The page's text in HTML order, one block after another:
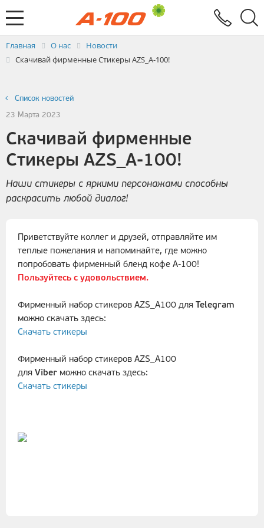
Услуги
Электронный документооборот
Заявка на выставление ЭСЧФ
Главная О нас
Новости
Скачивай фирменные Стикеры AZS_A-100!
Список новостей
23 Марта 2023
Скачивай фирменные
Стикеры AZS_A-100!
Наши стикеры с яркими персонажами способны
раскрасить любой диалог!
Приветствуйте коллег и друзей, отправляйте им
теплые пожелания и напоминайте, где можно
попробовать фирменный бленд кофе А-100!
Пользуйтесь с удовольствием.
Фирменный набор стикеров AZS_A100 для Telegram
можно скачать здесь:
Скачать стикеры
Фирменный набор стикеров AZS_A100
для Viber можно скачать здесь:
Скачать стикеры